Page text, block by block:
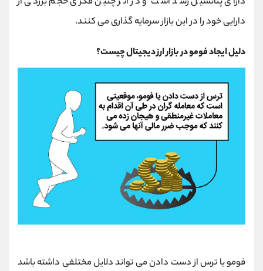
دارایی خود را در این بازار سرمایه گذاری می کنند.
دلیل ایجاد فومو در بازار ارز دیجیتال چیست؟
فومو یا ترس از دست دادن می تواند دلایل مختلفی داشته باشد